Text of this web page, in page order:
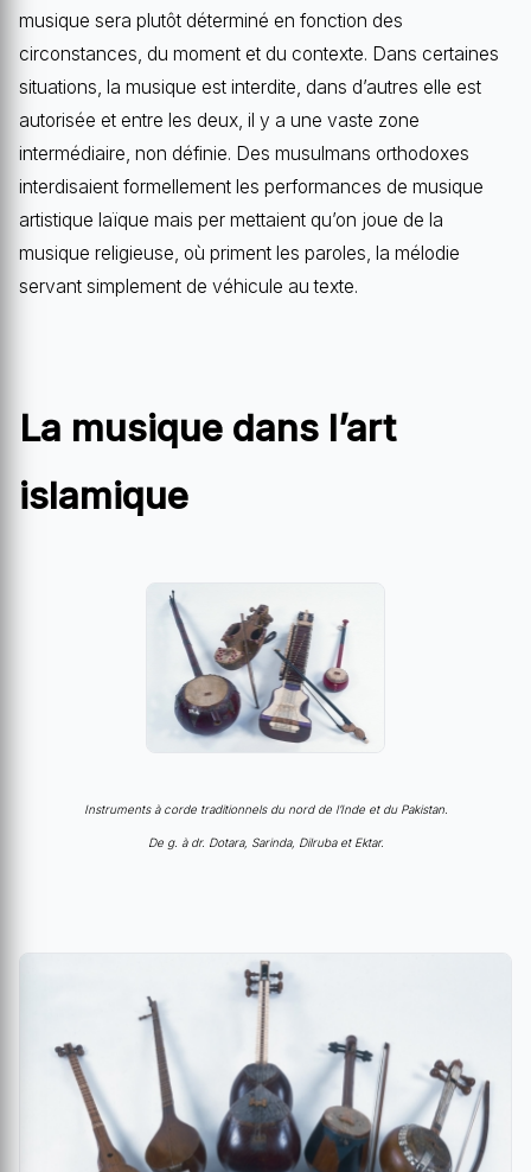
musique sera plutôt déterminé en fonction des
circonstances, du moment et du contexte. Dans certaines
situations, la musique est interdite, dans d’autres elle est
autorisée et entre les deux, il y a une vaste zone
intermédiaire, non définie. Des musulmans orthodoxes
interdisaient formellement les performances de musique
artistique laïque mais per mettaient qu’on joue de la
musique religieuse, où priment les paroles, la mélodie
servant simplement de véhicule au texte.
La musique dans l’art
islamique
Instruments à corde traditionnels du nord de l’Inde et du Pakistan.
De g. à dr. Dotara, Sarinda, Dilruba et Ektar.